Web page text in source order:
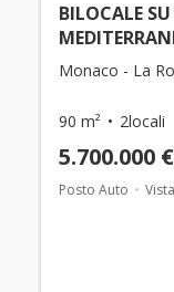
BILOCALE
Monaco - La
90 m² 2locali
5.700.000 €
Posto Auto